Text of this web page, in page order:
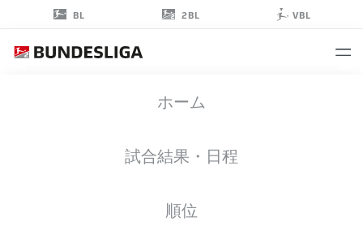
BL 2BL VBL
ホーム
試合結果・日程
順位